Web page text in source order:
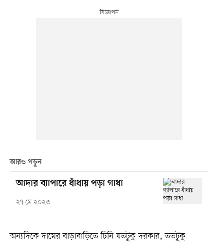
আরও পড়ুন
আদার ব্যাপারে ধাঁধায় পড়া গাধা
২৭ মে ২০২৩
অন্যদিকে দামের বাড়াবাড়িতে চিনি যতটুকু দরকার, ততটুকু